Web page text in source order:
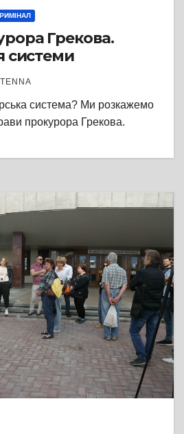
Грекова.
системи
система? Ми розкажемо
прокурора Грекова.